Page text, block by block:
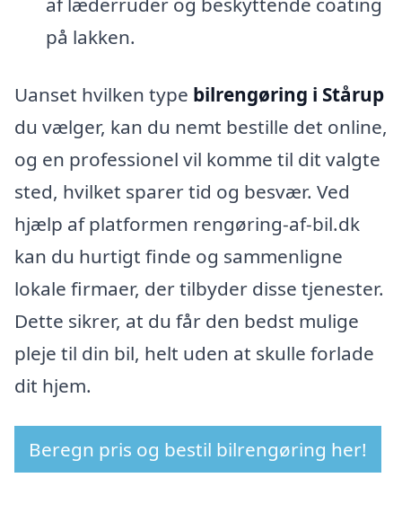
på lakken.
Uanset hvilken type bilrengøring i Stårup
du vælger, kan du nemt bestille det online,
og en professionel vil komme til dit valgte
sted, hvilket sparer tid og besvær. Ved
hjælp af platformen rengøring-af-bil.dk
kan du hurtigt finde og sammenligne
lokale firmaer, der tilbyder disse tjenester.
Dette sikrer, at du får den bedst mulige
pleje til din bil, helt uden at skulle forlade
dit hjem.
Beregn pris og bestil bilrengøring her!